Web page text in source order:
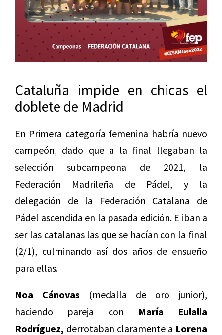
Cataluña impide en chicas el
doblete de Madrid
En Primera categoría femenina habría nuevo
campeón, dado que a la final llegaban la
selección subcampeona de 2021, la
Federación Madrileña de Pádel, y la
delegación de la Federación Catalana de
Pádel ascendida en la pasada edición. E iban a
ser las catalanas las que se hacían con la final
(2/1), culminando así dos años de ensueño
para ellas.
Noa Cánovas (medalla de oro junior),
haciendo pareja con María Eulalia
Rodríguez, derrotaban claramente a Lorena